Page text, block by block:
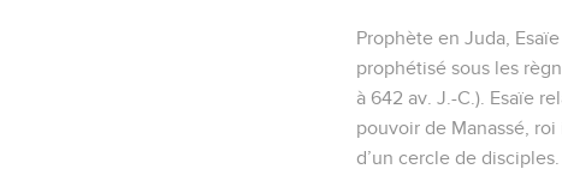
Prophète en Juda,
prophétisé sous les
à 642 av. J.-C.). Esaïe
pouvoir de Manassé,
d’un cercle de